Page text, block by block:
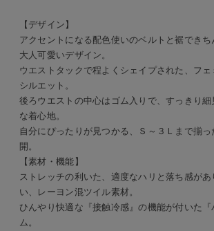
【デザイン】
アクセントになる配色使いのベルトと裾できち
大人可愛いデザイン。
ウエストタックで程よくシェイプされた、フェ
シルエット。
後ろウエストの中心はゴム入りで、すっきり細
な着心地。
自分にぴったりが見つかる、Ｓ～３Ｌまで揃
開。
【素材・機能】
ストレッチの利いた、適度なハリと落ち感があ
い、レーヨン混ツイル素材。
ひんやり快適な『接触冷感』の機能が付いた
ム。